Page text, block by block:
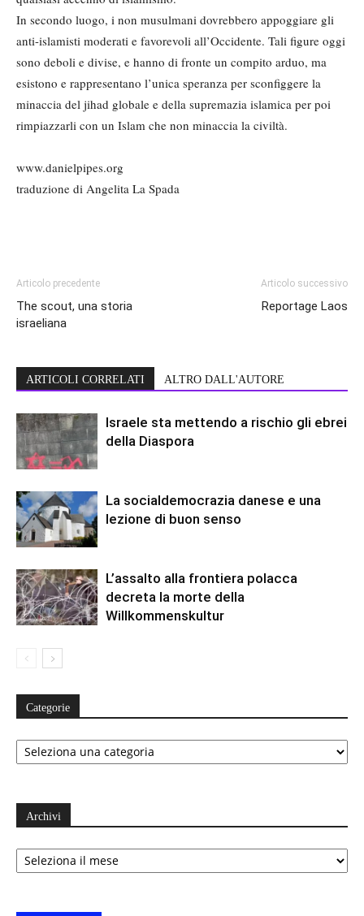
In secondo luogo, i non musulmani dovrebbero appoggiare gli
anti-islamisti moderati e favorevoli all’Occidente. Tali figure oggi
sono deboli e divise, e hanno di fronte un compito arduo, ma
esistono e rappresentano l’unica speranza per sconfiggere la
minaccia del jihad globale e della supremazia islamica per poi
rimpiazzarli con un Islam che non minaccia la civiltà.
www.danielpipes.org
traduzione di Angelita La Spada
Articolo precedente
The scout, una storia
israeliana
Articolo successivo
Reportage Laos
ARTICOLI CORRELATI ALTRO DALL'AUTORE
Israele sta mettendo a rischio gli ebrei
della Diaspora
La socialdemocrazia danese e una
lezione di buon senso
L’assalto alla frontiera polacca
decreta la morte della
Willkommenskultur
Categorie
Categorie
Archivi
Archivi